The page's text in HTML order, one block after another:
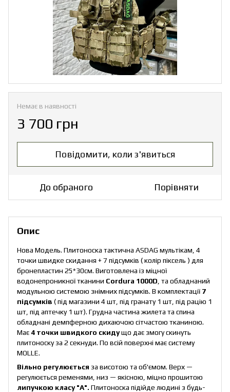
Немає в наявності
3 700 грн
Повідомити, коли з'явиться
До обраного Порівняти
Опис
Нова Модель. Плитоноска тактична ASDAG мультікам, 4
точки швидке скидання + 7 підсумків ( колір піксель ) для
бронепластин 25*30см. Виготовлена із міцної
водонепроникної тканини Cordura 1000D , та обладнаний
модульною системою знімних підсумків. В комплектації 7
підсумків ( під магазини 4 шт, під гранату 1 шт, під рацію 1
шт, під аптечку 1 шт). Грудна частина жилета та спина
обладнані демпферною дихаючою сітчастою тканиною.
Має 4 точки швидкого скидущо дає змогу скинуть
плитоноску за 2 секнуди. По всій поверхні має систему
MOLLE.
Вільно регулюється за висотою та об'ємом. Верх —
регулюється ременями, низ — якісною, міцно прошитою
липучкою класу "А". Плитоноска підійде людині з будь-